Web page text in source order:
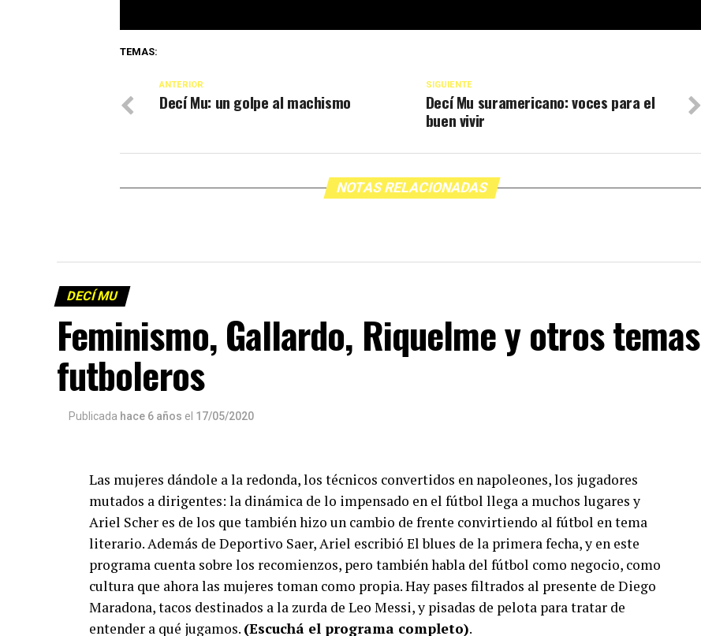
TEMAS:
SIGUIENTE
Decí Mu suramericano: voces para el
buen vivir
ANTERIOR
Decí Mu: un golpe al machismo
NOTAS RELACIONADAS
DECÍ MU
Feminismo, Gallardo, Riquelme y otros temas
futboleros
Publicada hace 6 años el 17/05/2020
Las mujeres dándole a la redonda, los técnicos convertidos en napoleones, los jugadores
mutados a dirigentes: la dinámica de lo impensado en el fútbol llega a muchos lugares y
Ariel Scher es de los que también hizo un cambio de frente convirtiendo al fútbol en tema
literario. Además de Deportivo Saer, Ariel escribió El blues de la primera fecha, y en este
programa cuenta sobre los recomienzos, pero también habla del fútbol como negocio, como
cultura que ahora las mujeres toman como propia. Hay pases filtrados al presente de Diego
Maradona, tacos destinados a la zurda de Leo Messi, y pisadas de pelota para tratar de
entender a qué jugamos. (Escuchá el programa completo).